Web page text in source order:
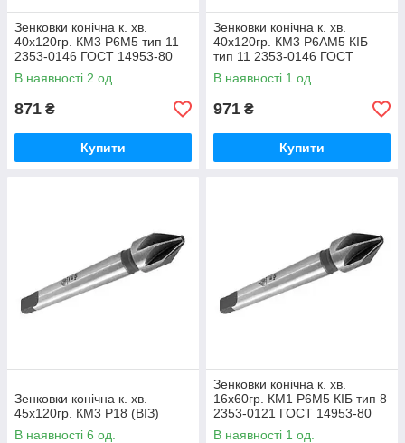
Зенковки конічна к. хв.
40х120гр. КМ3 Р6М5 тип 11
2353-0146 ГОСТ 14953-80
(ВІЗ)
В наявності 2 од.
871 ₴
Купити
Зенковки конічна к. хв.
40х120гр. КМ3 Р6АМ5 КІБ
тип 11 2353-0146 ГОСТ
14953-80 (ВІЗ)
В наявності 1 од.
971 ₴
Купити
Зенковки конічна к. хв.
45х120гр. КМ3 Р18 (ВІЗ)
В наявності 6 од.
Зенковки конічна к. хв.
16х60гр. КМ1 Р6М5 КІБ тип 8
2353-0121 ГОСТ 14953-80
(ВІЗ)
В наявності 1 од.